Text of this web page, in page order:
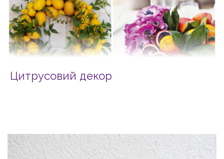
Цитрусовий декор